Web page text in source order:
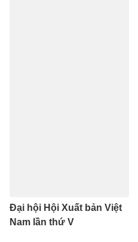
Đại hội Hội Xuất bản Việt
Nam lần thứ V